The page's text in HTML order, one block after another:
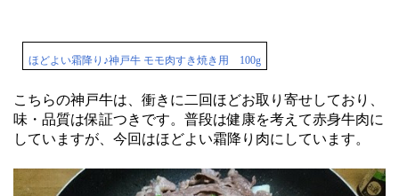
ほどよい霜降り♪神戸牛 モモ肉すき焼き用 100g
こちらの神戸牛は、衝きに二回ほどお取り寄せしており、
味・品質は保証つきです。普段は健康を考えて赤身牛肉に
していますが、今回はほどよい霜降り肉にしています。